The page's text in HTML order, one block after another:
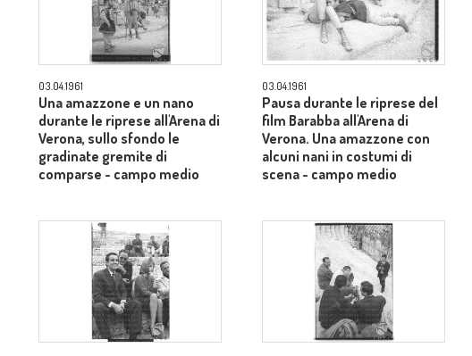
03.04.1961
Una amazzone e un nano
durante le riprese all'Arena di
Verona, sullo sfondo le
gradinate gremite di
comparse - campo medio
03.04.1961
Pausa durante le riprese del
film Barabba all'Arena di
Verona. Una amazzone con
alcuni nani in costumi di
scena - campo medio